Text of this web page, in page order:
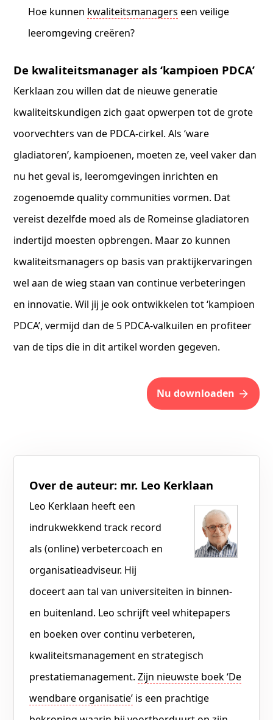
Hoe kunnen kwaliteitsmanagers een veilige
leeromgeving creëren?
De kwaliteitsmanager als ‘kampioen PDCA’
Kerklaan zou willen dat de nieuwe generatie
kwaliteitskundigen zich gaat opwerpen tot de grote
voorvechters van de PDCA-cirkel. Als ‘ware
gladiatoren’, kampioenen, moeten ze, veel vaker dan
nu het geval is, leeromgevingen inrichten en
zogenoemde quality communities vormen. Dat
vereist dezelfde moed als de Romeinse gladiatoren
indertijd moesten opbrengen. Maar zo kunnen
kwaliteitsmanagers op basis van praktijkervaringen
wel aan de wieg staan van continue verbeteringen
en innovatie. Wil jij je ook ontwikkelen tot ‘kampioen
PDCA’, vermijd dan de 5 PDCA-valkuilen en profiteer
van de tips die in dit artikel worden gegeven.
nu downloaden
Over de auteur: mr. Leo Kerklaan
Leo Kerklaan heeft een
indrukwekkend track record
als (online) verbetercoach en
organisatieadviseur. Hij
doceert aan tal van universiteiten in binnen-
en buitenland. Leo schrijft veel whitepapers
en boeken over continu verbeteren,
kwaliteitsmanagement en strategisch
prestatiemanagement.Zijn nieuwste boek ‘De
wendbare organisatie’ is een prachtige